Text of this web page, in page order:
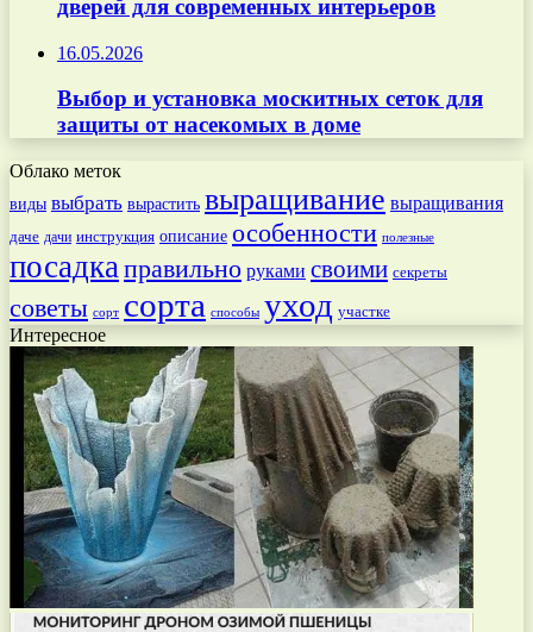
дверей для современных интерьеров
16.05.2026
Выбор и установка москитных сеток для
защиты от насекомых в доме
Облако меток
виды выбрать вырастить выращивание выращивания
даче дачи инструкция описание особенности полезные
посадкаправильно руками своими секреты
советы сорт сорта способы уход участке
Интересное